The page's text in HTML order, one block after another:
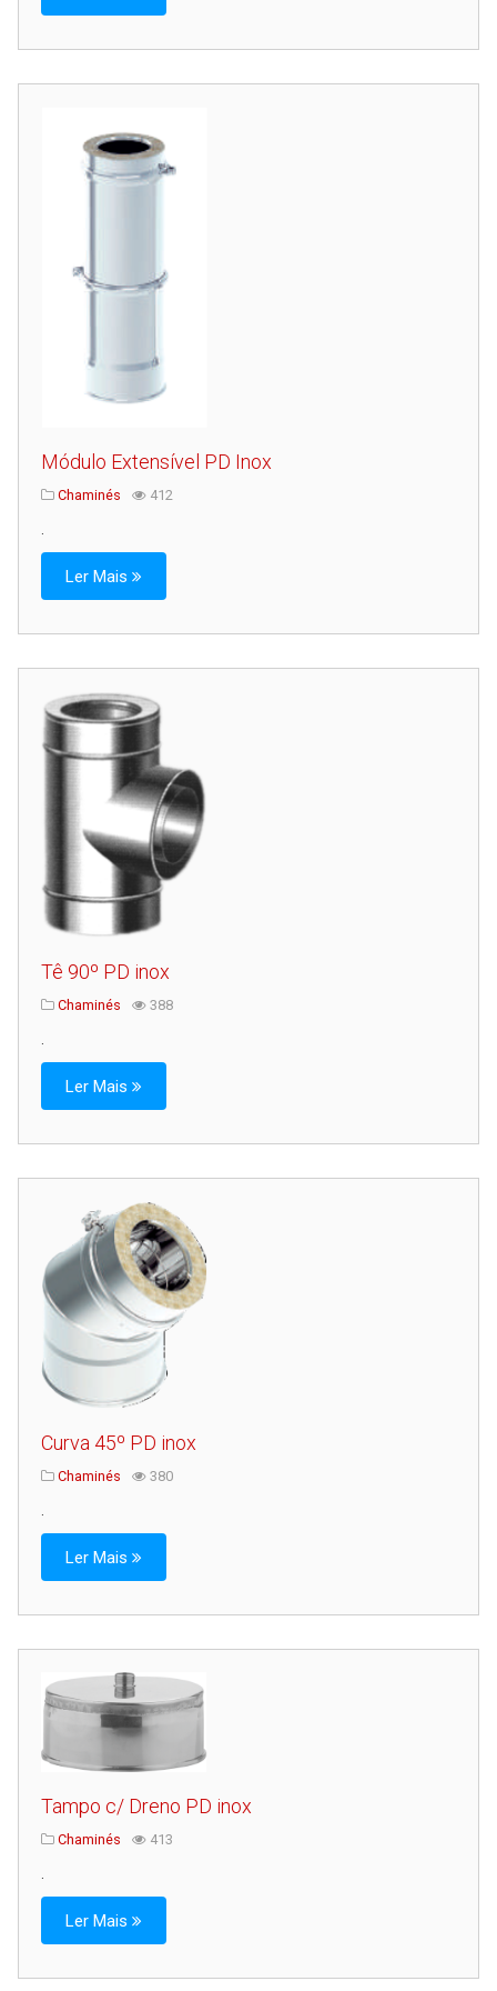
Serviços
Gabinete de Engenharia
Armazém e Logística
Contactos
Módulo Extensível PD Inox
Chaminés 412
Ler Mais
Tê 90º PD inox
Chaminés 388
Ler Mais
Curva 45º PD inox
Chaminés 380
Ler Mais
Tampo c/ Dreno PD inox
Chaminés 413
Ler Mais